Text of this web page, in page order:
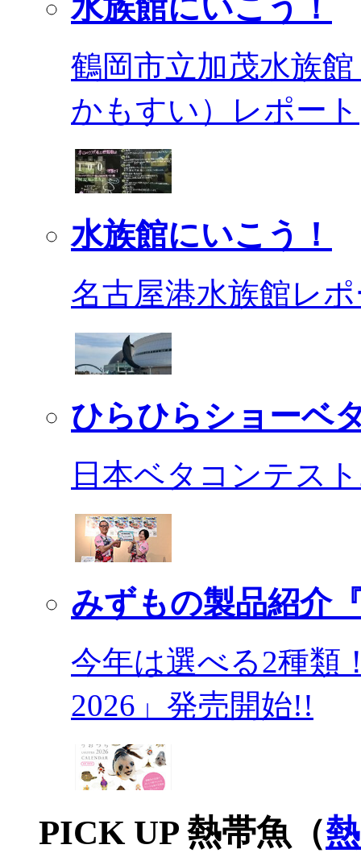
水族館にいこう！
鶴岡市立加茂水族
かもすい）レポート
水族館にいこう！
名古屋港水族館レ
ひらひらショーベ
日本ベタコンテス
みずもの製品紹介
今年は選べる2種類
2026」発売開始!!
PICK UP 熱帯魚（